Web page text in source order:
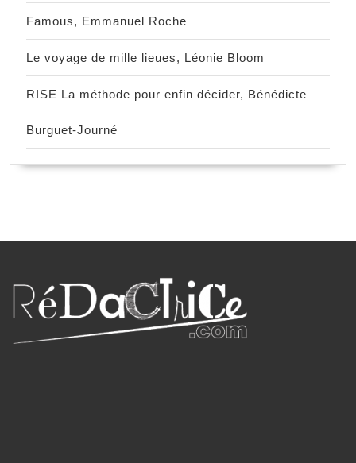
Famous, Emmanuel Roche
Le voyage de mille lieues, Léonie Bloom
RISE La méthode pour enfin décider, Bénédicte
Burguet-Journé